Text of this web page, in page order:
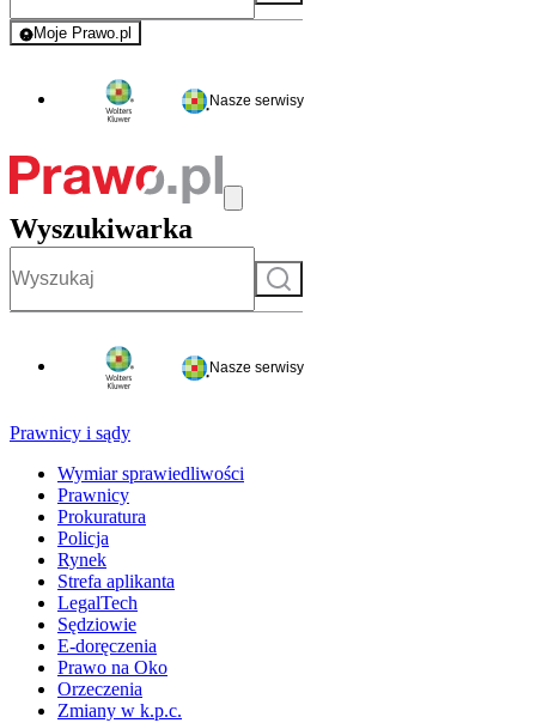
Moje Prawo.pl
- rejestracja i logowanie do serwisu
Nasze serwisy
Wyszukiwarka
Szukaj
Nasze serwisy
Prawnicy i sądy
Wymiar sprawiedliwości
Prawnicy
Prokuratura
Policja
Rynek
Strefa aplikanta
LegalTech
Sędziowie
E-doręczenia
Prawo na Oko
Orzeczenia
Zmiany w k.p.c.